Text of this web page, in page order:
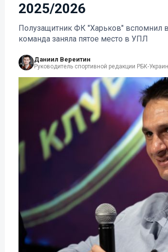
2025/2026
Полузащитник ФК "Харьков" вспомнил
команда заняла пятое место в УПЛ
Даниил Вереитин
Руководитель спортивной редакции РБК-